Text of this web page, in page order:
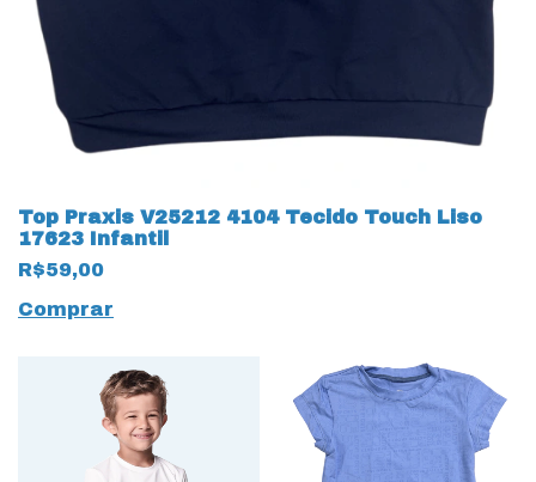
Top Praxis V25212 4104 Tecido Touch Liso
17623 Infantil
R$59,00
Comprar